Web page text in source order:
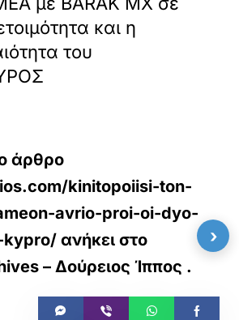
και η
του
άρθρο
kinitopoiisi-ton-
avrio-proi-oi-dyo-
kypro/ ανήκει στο
– Δούρειος Ίππος .
›